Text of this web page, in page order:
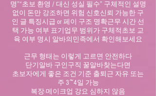
명”“초보 환영 / 대신 성실 필수” 구체적인 설명
없이 돈만 강조하면 위험 신호신뢰 가능한 구
인 글 특징시급 or 페이 구조 명확근무 시간 선
택 가능 여부 표기업무 범위가 구체적초보 교
육 여부 명시 알바의민족에서 확인해보세요
근무 형태는 이렇게 고르면 안전하다
단기알바 구인구직 꿀알바찾는다면
초보자에게 좋은 조건 기준 출퇴근 자유 또는
주 3~4일 가능
복장·메이크업 강요 심하지 않음